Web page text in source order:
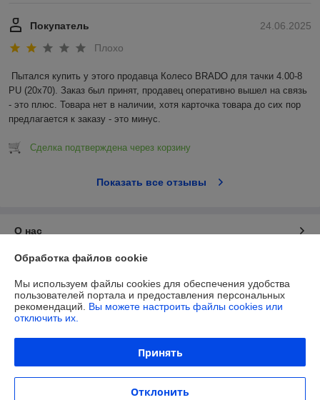
24.06.2025
Покупатель
Плохо
Пытался купить у этого продавца Колесо BRADO для тачки 4.00-8
PU (20x70). Заказ был принят, продавец оперативно вышел на связь
- это плюс. Товара нет в наличии, хотя карточка товара до сих пор
предлагается к заказу - это минус.
Сделка подтверждена через корзину
Показать все отзывы
О нас
Контакты
Доставка и оплата
Политика обработки cookies
Обработка файлов cookie
Мы используем файлы cookies для обеспечения удобства
пользователей портала и предоставления персональных
рекомендаций. Вы можете настроить файлы cookies или
отключить их.
Принять
Отклонить